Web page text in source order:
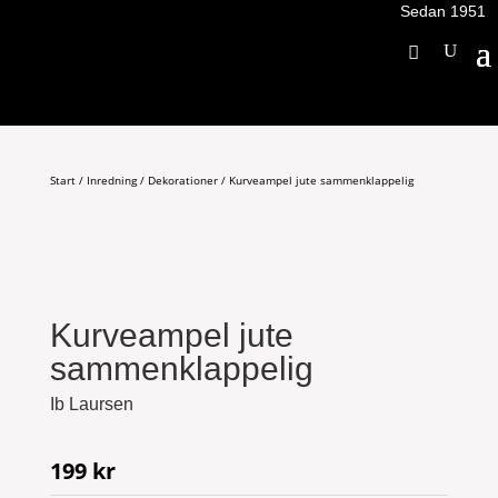
Sedan 1951
Start/ Inredning/ Dekorationer/ Kurveampel jute sammenklappelig
Kurveampel jute
sammenklappelig
Ib Laursen
199 kr